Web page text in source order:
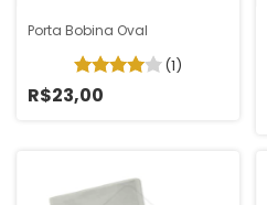
Porta Bobina Oval
(1)
R$23,00